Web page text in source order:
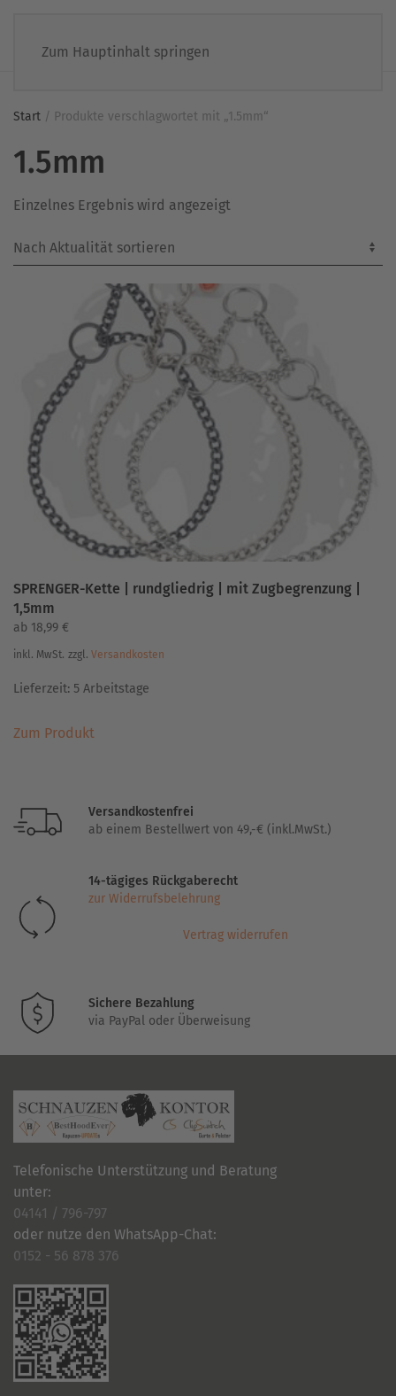
Zum Hauptinhalt springen
Start / Produkte verschlagwortet mit „1.5mm“
1.5mm
Einzelnes Ergebnis wird angezeigt
SPRENGER-Kette | rundgliedrig | mit Zugbegrenzung |
1,5mm
ab 18,99 €
inkl. MwSt. zzgl. Versandkosten
Lieferzeit: 5 Arbeitstage
Zum ProduktProdukt
auf.
können
auf
Versandkostenfrei
ab einem Bestellwert von 49,-€ (inkl.MwSt.)
14-tägiges Rückgaberecht
zur Widerrufsbelehrung
Vertrag widerrufen
Sichere Bezahlung
via PayPal oder Überweisung
Telefonische Unterstützung und Beratung
unter:
04141 / 796-797
oder nutze den WhatsApp-Chat:
0152 - 56 878 376